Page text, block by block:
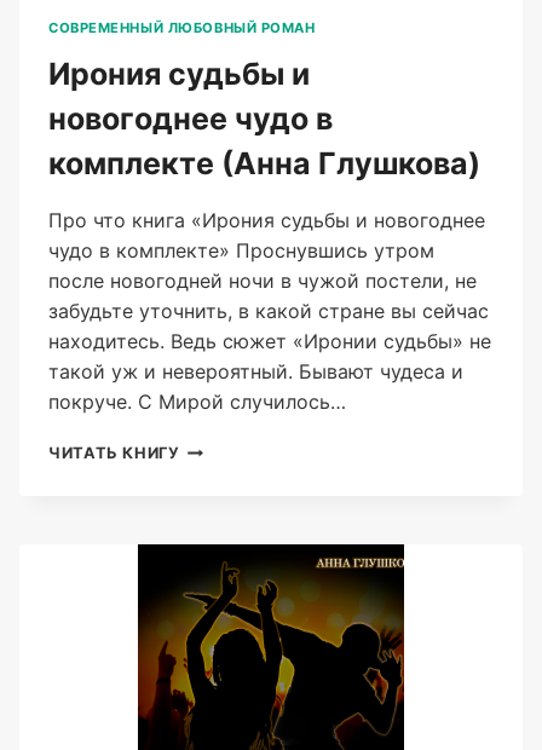
СОВРЕМЕННЫЙ ЛЮБОВНЫЙ РОМАН
Ирония судьбы и
новогоднее чудо в
комплекте (Анна Глушкова)
Про что книга «Ирония судьбы и новогоднее
чудо в комплекте» Проснувшись утром
после новогодней ночи в чужой постели, не
забудьте уточнить, в какой стране вы сейчас
находитесь. Ведь сюжет «Иронии судьбы» не
такой уж и невероятный. Бывают чудеса и
покруче. С Мирой случилось…
ЧИТАТЬ КНИГУ ИРОНИЯ
ЧУДО
КОМПЛЕКТЕ
(АННА
ГЛУШКОВА)